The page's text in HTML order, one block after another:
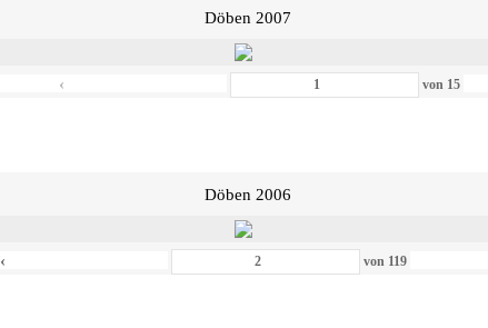
Döben 2007
‹ von 15
Döben 2006
‹ von 119